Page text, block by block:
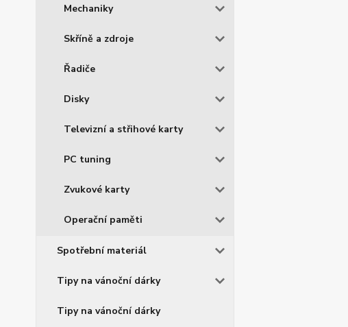
Mechaniky
Skříně a zdroje
Řadiče
Disky
Televizní a střihové karty
PC tuning
Zvukové karty
Operační paměti
Spotřební materiál
Tipy na vánoční dárky
Tipy na vánoční dárky